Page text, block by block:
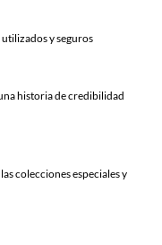
utilizados y seguros
historia de credibilidad
colecciones especiales y